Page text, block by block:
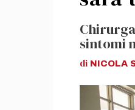
sintomi
di NICOLA